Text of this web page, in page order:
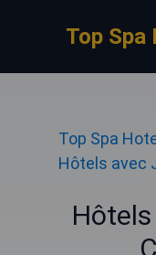
Top Spa
Top Spa
Hôtels avec